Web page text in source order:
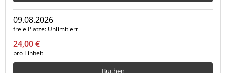
09.08.2026
freie Plätze Unlimitiert
24,00 €
pro Einheit
Buchen